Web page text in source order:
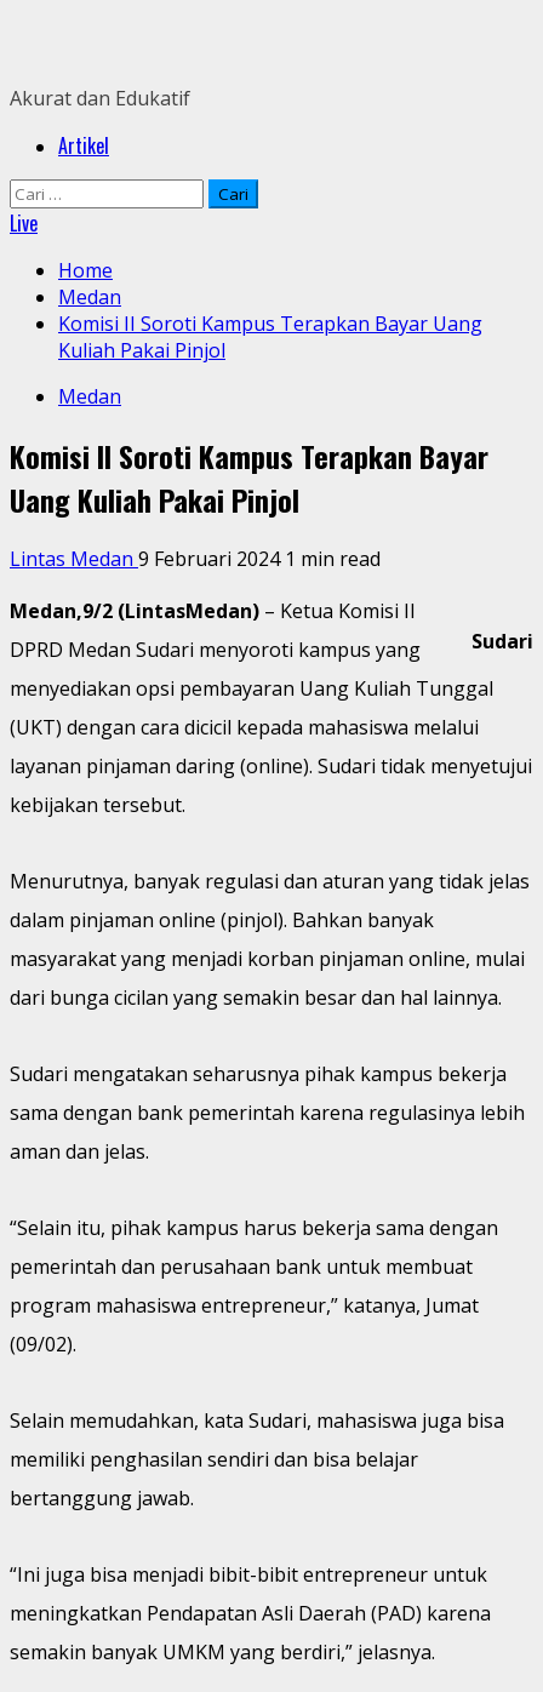
Akurat dan Edukatif
PrimaryArtikel
Cari
untuk:
Live
Home
Medan
Komisi II Soroti Kampus Terapkan Bayar Uang
Kuliah Pakai Pinjol
Medan
Komisi II Soroti Kampus Terapkan Bayar
Uang Kuliah Pakai Pinjol
Lintas Medan 9 Februari 2024 1 min read
Sudari
Medan,9/2 (LintasMedan) – Ketua Komisi II
DPRD Medan Sudari menyoroti kampus yang
menyediakan opsi pembayaran Uang Kuliah Tunggal
(UKT) dengan cara dicicil kepada mahasiswa melalui
layanan pinjaman daring (online). Sudari tidak menyetujui
kebijakan tersebut.
Menurutnya, banyak regulasi dan aturan yang tidak jelas
dalam pinjaman online (pinjol). Bahkan banyak
masyarakat yang menjadi korban pinjaman online, mulai
dari bunga cicilan yang semakin besar dan hal lainnya.
Sudari mengatakan seharusnya pihak kampus bekerja
sama dengan bank pemerintah karena regulasinya lebih
aman dan jelas.
“Selain itu, pihak kampus harus bekerja sama dengan
pemerintah dan perusahaan bank untuk membuat
program mahasiswa entrepreneur,” katanya, Jumat
(09/02).
Selain memudahkan, kata Sudari, mahasiswa juga bisa
memiliki penghasilan sendiri dan bisa belajar
bertanggung jawab.
“Ini juga bisa menjadi bibit-bibit entrepreneur untuk
meningkatkan Pendapatan Asli Daerah (PAD) karena
semakin banyak UMKM yang berdiri,” jelasnya.